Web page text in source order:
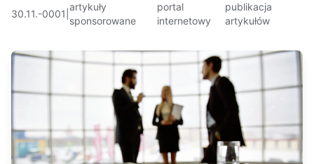
30.11.-0001
artykuły
sponsorowane
portal
internetowy
publikacja
artykułów